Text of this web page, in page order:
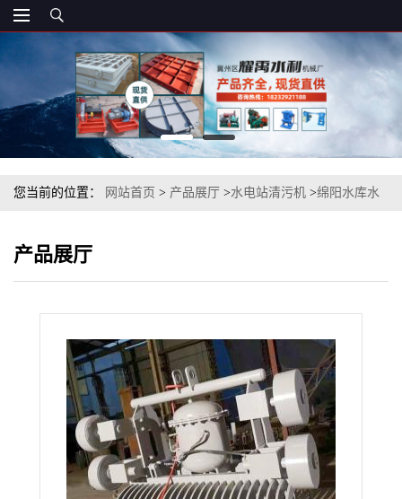
您当前的位置： 网站首页 > 产品展厅 >水电站清污机 >绵阳水库水
产品展厅